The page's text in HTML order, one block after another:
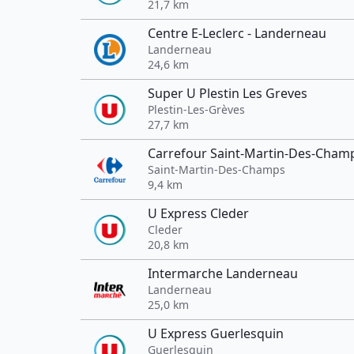
21,7 km
Centre E-Leclerc - Landerneau
Landerneau
24,6 km
Super U Plestin Les Greves
Plestin-Les-Grèves
27,7 km
Carrefour Saint-Martin-Des-
Saint-Martin-Des-Champs
9,4 km
U Express Cleder
Cleder
20,8 km
Intermarche Landerneau
Landerneau
25,0 km
U Express Guerlesquin
Guerlesquin